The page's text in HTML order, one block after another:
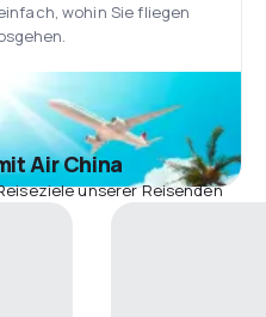
wohin Sie fliegen
Air China
unserer Reisenden